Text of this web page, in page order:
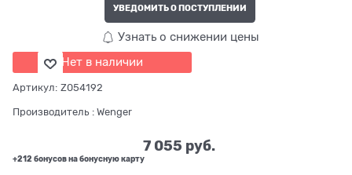
УВЕДОМИТЬ О ПОСТУПЛЕНИИ
Узнать о снижении цены
Нет в наличии
Артикул: Z054192
Производитель : Wenger
7 055 руб.
+212 бонусов на бонусную карту